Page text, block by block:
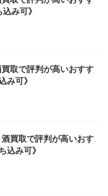
み可》
買取で評判が高いおすす
み可》
酒買取で評判が高いおす
込み可》